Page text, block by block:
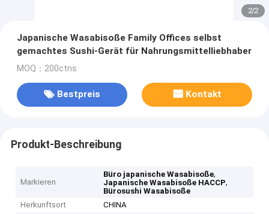
2/2
Japanische Wasabisoße Family Offices selbst
gemachtes Sushi-Gerät für Nahrungsmittelliebhaber
MOQ：200ctns
Bestpreis Kontakt
Produkt-Beschreibung
Markieren
Büro japanische Wasabisoße,
Japanische Wasabisoße HACCP,
Bürosushi Wasabisoße
Herkunftsort
CHINA